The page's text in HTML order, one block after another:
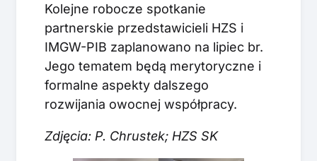
Kolejne robocze spotkanie
partnerskie przedstawicieli HZS i
IMGW-PIB zaplanowano na lipiec br.
Jego tematem będą merytoryczne i
formalne aspekty dalszego
rozwijania owocnej współpracy.
Zdjęcia: P. Chrustek; HZS SK